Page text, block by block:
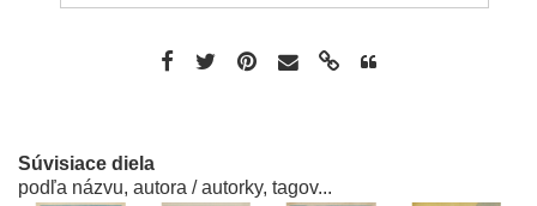
Súvisiace diela
podľa názvu, autora / autorky, tagov...